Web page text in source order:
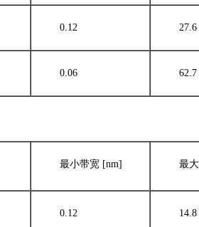
0.12 27.6
0.06 62.7
最小带宽 [nm] 最
0.12 14.8